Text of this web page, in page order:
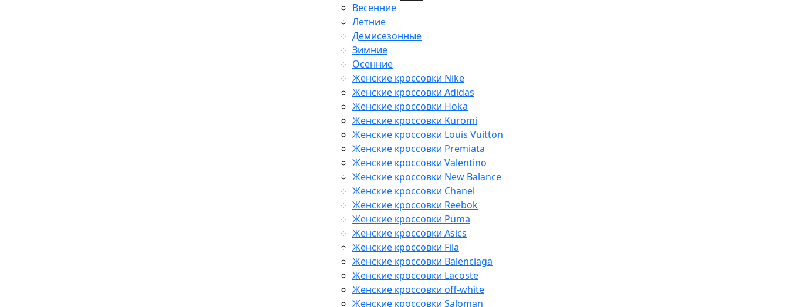
Весенние
Летние
Демисезонные
Зимние
Осенние
Женские кроссовки Nike
Женские кроссовки Adidas
Женские кроссовки Hoka
Женские кроссовки Kuromi
Женские кроссовки Louis Vuitton
Женские кроссовки Premiata
Женские кроссовки Valentino
Женские кроссовки New Balance
Женские кроссовки Chanel
Женские кроссовки Reebok
Женские кроссовки Puma
Женские кроссовки Asics
Женские кроссовки Fila
Женские кроссовки Balenciaga
Женские кроссовки Lacoste
Женские кроссовки off-white
Женские кроссовки Saloman